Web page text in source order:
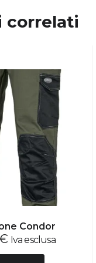
correlati
Condor
Iva esclusa